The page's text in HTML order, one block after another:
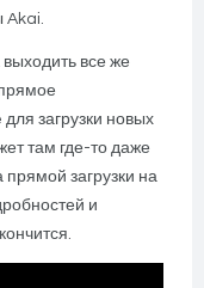
Akai.
все же
загрузки новых
там где-то даже
загрузки на
и